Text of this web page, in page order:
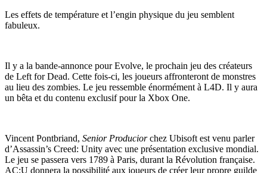
Les effets de température et l’engin physique du jeu semblent
fabuleux.
Il y a la bande-annonce pour Evolve, le prochain jeu des créateurs
de Left for Dead. Cette fois-ci, les joueurs affronteront de monstres
au lieu des zombies. Le jeu ressemble énormément à L4D. Il y aura
un bêta et du contenu exclusif pour la Xbox One.
Vincent Pontbriand, Senior Produciorchez Ubisoft est venu parler
d’Assassin’s Creed: Unity avec une présentation exclusive mondial.
Le jeu se passera vers 1789 à Paris, durant la Révolution française.
AC:U donnera la possibilité aux joueurs de créer leur propre guilde